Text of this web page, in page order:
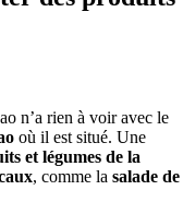
n’a rien à voir avec le
où il est situé. Une
et légumes de la
, comme la salade de